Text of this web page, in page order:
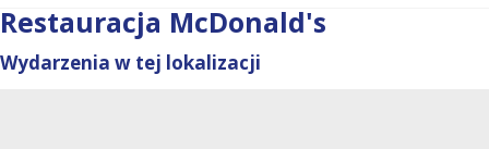
Restauracja McDonald's
Wydarzenia w tej lokalizacji